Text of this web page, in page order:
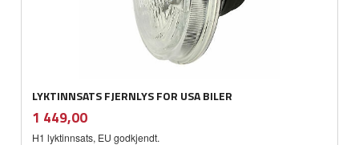
LYKTINNSATS FJERNLYS FOR USA BILER
Pris
1 449,00mva.
H1 lyktinnsats, EU godkjendt.